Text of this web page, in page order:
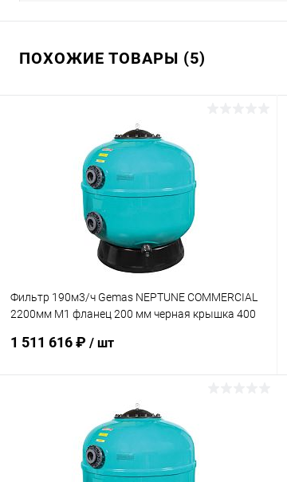
ПОХОЖИЕ ТОВАРЫ (5)
Фильтр 190м3/ч Gemas NEPTUNE COMMERCIAL
2200мм М1 фланец 200 мм черная крышка 400
1 511 616 ₽ / шт
В корзину
В избранное
К сравнению Под заказ